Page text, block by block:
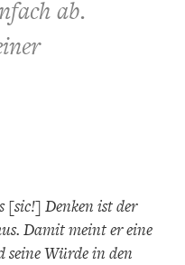
ab.
[sic!] Denken ist der
Damit meint er eine
seine Würde in den